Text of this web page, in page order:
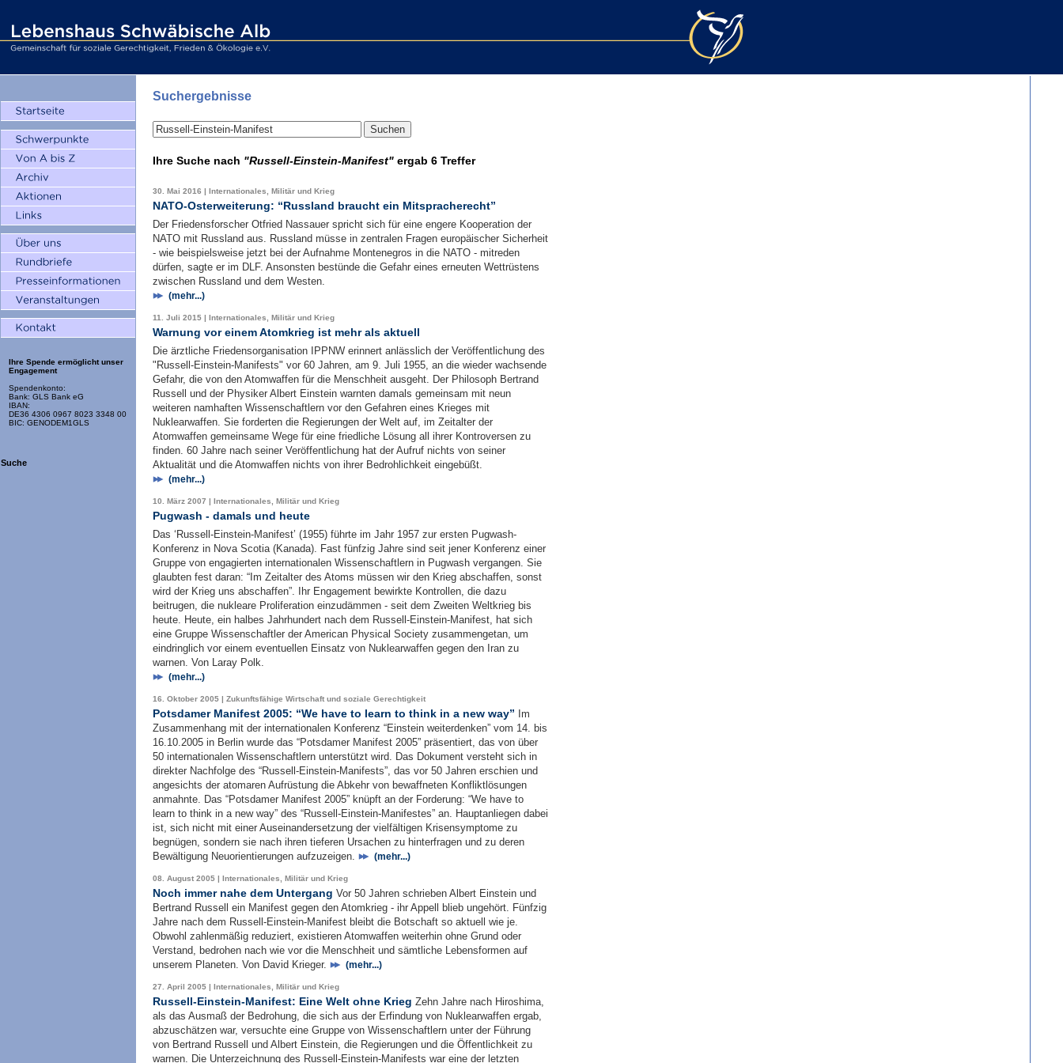
Ihre Spende ermöglicht unser
Engagement
Spendenkonto:
Bank: GLS Bank eG
IBAN:
DE36 4306 0967 8023 3348 00
BIC: GENODEM1GLS
Suche
Suchergebnisse
Ihre Suche nach "Russell-Einstein-Manifest" ergab 6 Treffer
30. Mai 2016 | Internationales, Militär und Krieg
NATO-Osterweiterung: “Russland braucht ein Mitspracherecht”
Der Friedensforscher Otfried Nassauer spricht sich für eine engere Kooperation der
NATO mit Russland aus. Russland müsse in zentralen Fragen europäischer Sicherheit
- wie beispielsweise jetzt bei der Aufnahme Montenegros in die NATO - mitreden
dürfen, sagte er im DLF. Ansonsten bestünde die Gefahr eines erneuten Wettrüstens
zwischen Russland und dem Westen.
(mehr...)
11. Juli 2015 | Internationales, Militär und Krieg
Warnung vor einem Atomkrieg ist mehr als aktuell
Die ärztliche Friedensorganisation IPPNW erinnert anlässlich der Veröffentlichung des
"Russell-Einstein-Manifests" vor 60 Jahren, am 9. Juli 1955, an die wieder wachsende
Gefahr, die von den Atomwaffen für die Menschheit ausgeht. Der Philosoph Bertrand
Russell und der Physiker Albert Einstein warnten damals gemeinsam mit neun
weiteren namhaften Wissenschaftlern vor den Gefahren eines Krieges mit
Nuklearwaffen. Sie forderten die Regierungen der Welt auf, im Zeitalter der
Atomwaffen gemeinsame Wege für eine friedliche Lösung all ihrer Kontroversen zu
finden. 60 Jahre nach seiner Veröffentlichung hat der Aufruf nichts von seiner
Aktualität und die Atomwaffen nichts von ihrer Bedrohlichkeit eingebüßt.
(mehr...)
10. März 2007 | Internationales, Militär und Krieg
Pugwash - damals und heute
Das ‘Russell-Einstein-Manifest’ (1955) führte im Jahr 1957 zur ersten Pugwash-
Konferenz in Nova Scotia (Kanada). Fast fünfzig Jahre sind seit jener Konferenz einer
Gruppe von engagierten internationalen Wissenschaftlern in Pugwash vergangen. Sie
glaubten fest daran: “Im Zeitalter des Atoms müssen wir den Krieg abschaffen, sonst
wird der Krieg uns abschaffen”. Ihr Engagement bewirkte Kontrollen, die dazu
beitrugen, die nukleare Proliferation einzudämmen - seit dem Zweiten Weltkrieg bis
heute. Heute, ein halbes Jahrhundert nach dem Russell-Einstein-Manifest, hat sich
eine Gruppe Wissenschaftler der American Physical Society zusammengetan, um
eindringlich vor einem eventuellen Einsatz von Nuklearwaffen gegen den Iran zu
warnen. Von Laray Polk.
(mehr...)
16. Oktober 2005 | Zukunftsfähige Wirtschaft und soziale Gerechtigkeit
Potsdamer Manifest 2005: “We have to learn to think in a new way” Im
Zusammenhang mit der internationalen Konferenz “Einstein weiterdenken” vom 14. bis
16.10.2005 in Berlin wurde das “Potsdamer Manifest 2005” präsentiert, das von über
50 internationalen Wissenschaftlern unterstützt wird. Das Dokument versteht sich in
direkter Nachfolge des “Russell-Einstein-Manifests”, das vor 50 Jahren erschien und
angesichts der atomaren Aufrüstung die Abkehr von bewaffneten Konfliktlösungen
anmahnte. Das “Potsdamer Manifest 2005” knüpft an der Forderung: “We have to
learn to think in a new way” des “Russell-Einstein-Manifestes” an. Hauptanliegen dabei
ist, sich nicht mit einer Auseinandersetzung der vielfältigen Krisensymptome zu
begnügen, sondern sie nach ihren tieferen Ursachen zu hinterfragen und zu deren
Bewältigung Neuorientierungen aufzuzeigen.
(mehr...)
08. August 2005 | Internationales, Militär und Krieg
Noch immer nahe dem Untergang Vor 50 Jahren schrieben Albert Einstein und
Bertrand Russell ein Manifest gegen den Atomkrieg - ihr Appell blieb ungehört. Fünfzig
Jahre nach dem Russell-Einstein-Manifest bleibt die Botschaft so aktuell wie je.
Obwohl zahlenmäßig reduziert, existieren Atomwaffen weiterhin ohne Grund oder
Verstand, bedrohen nach wie vor die Menschheit und sämtliche Lebensformen auf
unserem Planeten. Von David Krieger.
(mehr...)
27. April 2005 | Internationales, Militär und Krieg
Russell-Einstein-Manifest: Eine Welt ohne Krieg Zehn Jahre nach Hiroshima,
als das Ausmaß der Bedrohung, die sich aus der Erfindung von Nuklearwaffen ergab,
abzuschätzen war, versuchte eine Gruppe von Wissenschaftlern unter der Führung
von Bertrand Russell und Albert Einstein, die Regierungen und die Öffentlichkeit zu
warnen. Die Unterzeichnung des Russell-Einstein-Manifests war eine der letzten